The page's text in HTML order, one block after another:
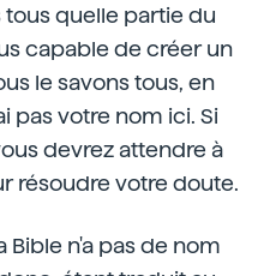
tous quelle partie du
capable de créer un
le savons tous, en
pas votre nom ici. Si
devrez attendre à
résoudre votre doute.
Bible n'a pas de nom